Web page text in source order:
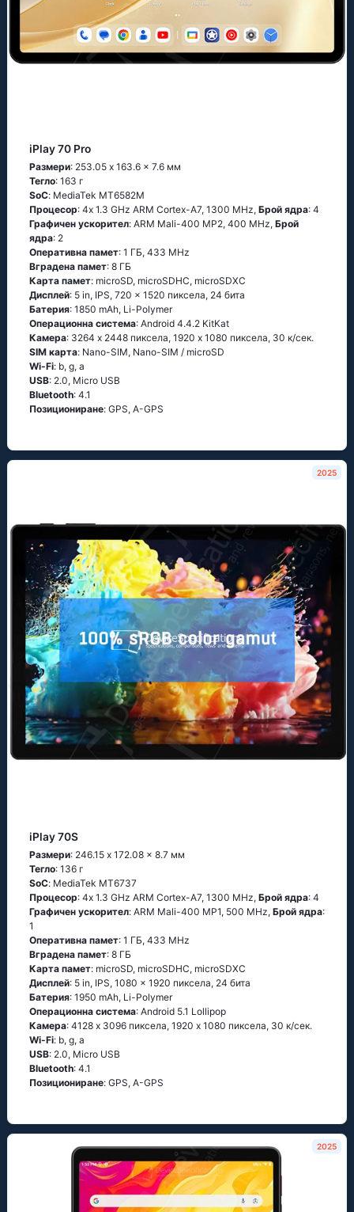
iPlay 70 Pro
Размери: 253.05 x 163.6 x 7.6 мм
Тегло: 163 г
SoC: МеdiаТеk МТ6582М
Процесор: 4х 1.3 GНz АRМ Соrtех-А7, 1300 MHz, Брой ядра: 4
Графичен ускорител: ARM Mali-400 MP2, 400 MHz, Брой
ядра: 2
Оперативна памет: 1 ГБ, 433 MHz
Вградена памет: 8 ГБ
Карта памет: microSD, microSDHC, microSDXC
Дисплей: 5 in, IPS, 720 x 1520 пиксела, 24 бита
Батерия: 1850 mAh, Li-Polymer
Операционна система: Аndrоid 4.4.2 ΚitΚаt
Камера: 3264 x 2448 пиксела, 1920 x 1080 пиксела, 30 к/сек.
SIM карта: Nano-SIM, Nano-SIM / microSD
Wi-Fi: b, g, а
USB: 2.0, Micro USB
Bluetooth: 4.1
Позициониране: GРS, А-GРS
2025
iPlay 70S
Размери: 246.15 x 172.08 x 8.7 мм
Тегло: 136 г
SoC: МеdiаТеk МТ6737
Процесор: 4х 1.3 GНz АRМ Соrtех-А7, 1300 MHz, Брой ядра: 4
Графичен ускорител: ARM Mali-400 MP1, 500 MHz, Брой ядра:
1
Оперативна памет: 1 ГБ, 433 MHz
Вградена памет: 8 ГБ
Карта памет: microSD, microSDHC, microSDXC
Дисплей: 5 in, IPS, 1080 x 1920 пиксела, 24 бита
Батерия: 1950 mAh, Li-Polymer
Операционна система: Аndrоid 5.1 Lоlliрор
Камера: 4128 x 3096 пиксела, 1920 x 1080 пиксела, 30 к/сек.
Wi-Fi: b, g, а
USB: 2.0, Micro USB
Bluetooth: 4.1
Позициониране: GРS, А-GРS
2025